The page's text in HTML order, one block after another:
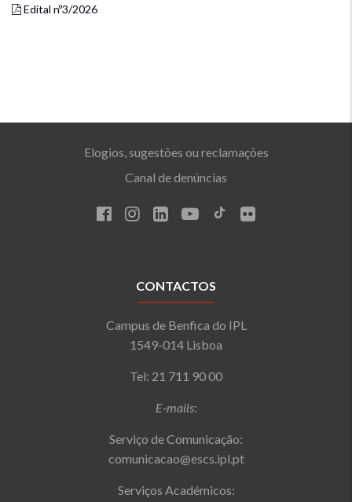
Edital nº3/2026
Elogios, sugestões ou reclamações
Canal de denúncias
CONTACTOS
Campus de Benfica do IPL
1549-014 Lisboa
Tel: 21 711 90 00
E-mails:
Serviço de Comunicação:
comunicacao@escs.ipl.pt
Serviços Académicos: